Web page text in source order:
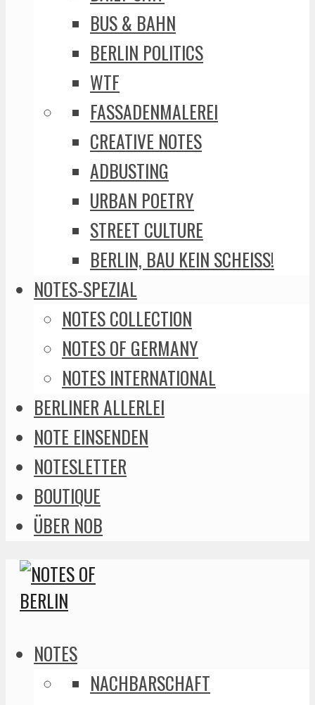
BUS & BAHN
BERLIN POLITICS
WTF
FASSADENMALEREI
CREATIVE NOTES
ADBUSTING
URBAN POETRY
STREET CULTURE
BERLIN, BAU KEIN SCHEISS!
NOTES-SPEZIAL
NOTES COLLECTION
NOTES OF GERMANY
NOTES INTERNATIONAL
BERLINER ALLERLEI
NOTE EINSENDEN
NOTESLETTER
BOUTIQUE
ÜBER NOB
NOTES
NACHBARSCHAFT